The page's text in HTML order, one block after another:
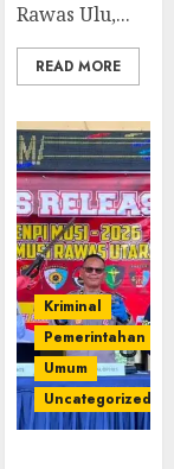
Rawas Ulu,...
READ MORE
Kriminal
Pemerintahan
Umum
Uncategorized